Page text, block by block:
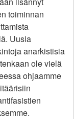
toiminnan
Uusia
anarkistisia
ole vielä
ohjaamme